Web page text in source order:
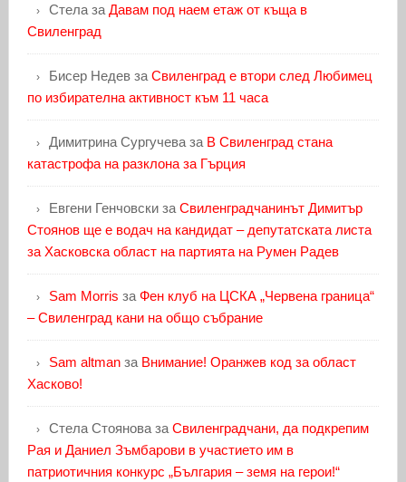
Стелаза Давам под наем етаж от къща в
Свиленград
Бисер Недевза Свиленград е втори след Любимец
по избирателна активност към 11 часа
Димитрина Сургучеваза В Свиленград стана
катастрофа на разклона за Гърция
Евгени Генчовскиза Свиленградчанинът Димитър
Стоянов ще е водач на кандидат – депутатската листа
за Хасковска област на партията на Румен Радев
Sam Morris за Фен клуб на ЦСКА „Червена граница“
– Свиленград кани на общо събрание
Sam altmanза Внимание! Оранжев код за област
Хасково!
Стела Стояноваза Свиленградчани, да подкрепим
Рая и Даниел Зъмбарови в участието им в
патриотичния конкурс „България – земя на герои!“